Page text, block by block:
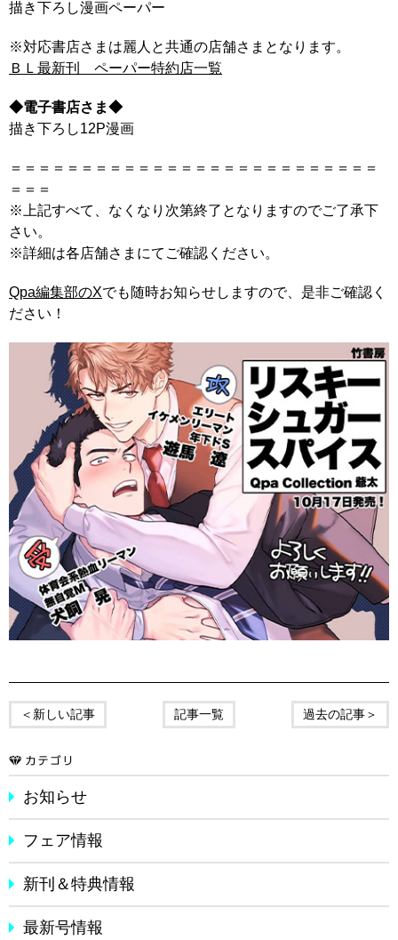
描き下ろし漫画ペーパー
※対応書店さまは麗人と共通の店舗さまとなります。
ＢＬ最新刊 ペーパー特約店一覧
◆電子書店さま◆
描き下ろし12P漫画
＝＝＝＝＝＝＝＝＝＝＝＝＝＝＝＝＝＝＝＝＝＝＝＝＝＝
＝＝＝
※上記すべて、なくなり次第終了となりますのでご了承下
さい。
※詳細は各店舗さまにてご確認ください。
Qpa編集部のXでも随時お知らせしますので、是非ご確認く
ださい！
＜新しい記事 過去の記事＞
記事一覧
お知らせ
フェア情報
新刊＆特典情報
最新号情報